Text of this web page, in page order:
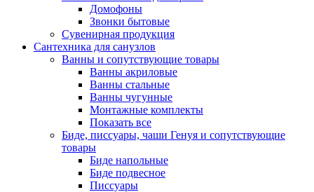
Домофоны
Звонки бытовые
Сувенирная продукция
Сантехника для санузлов
Ванны и сопутствующие товары
Ванны акриловые
Ванны стальные
Ванны чугунные
Монтажные комплекты
Показать все
Биде, писсуары, чаши Генуя и сопутствующие
товары
Биде напольные
Биде подвесное
Писсуары